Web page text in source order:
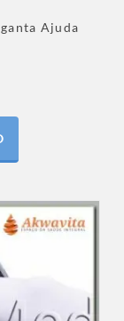
Ajuda